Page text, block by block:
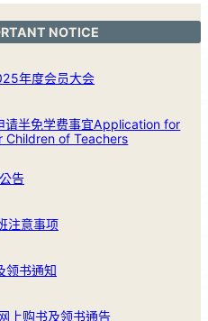
NOTICE
年度会员大会
请半免学费事宜Application for
Children of Teachers
告
注意事项
领书通知
上购书及领书通告